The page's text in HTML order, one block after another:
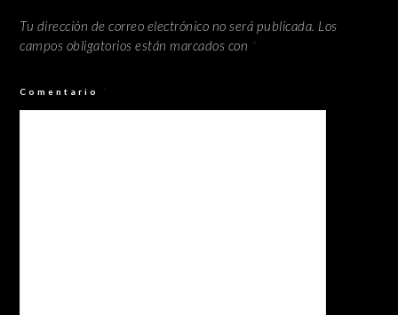
Tu dirección de correo electrónico no será publicada. Los
campos obligatorios están marcados con *
Comentario *